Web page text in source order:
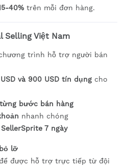
40% trên mỗi đơn hàng.
Selling Việt Nam
trình hỗ trợ người bán
và 900 USD tín dụng cho
bước bán hàng
nhanh chóng
7 ngày
lỡ
để được hỗ trợ trực tiếp từ đội